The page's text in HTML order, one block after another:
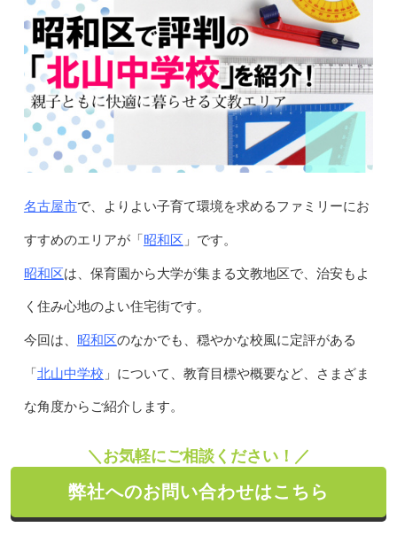
名古屋市で、よりよい子育て環境を求めるファミリーにお
すすめのエリアが「 昭和区 」です。
昭和区は、保育園から大学が集まる文教地区で、治安もよ
く住み心地のよい住宅街です。
今回は、 昭和区のなかでも、穏やかな校風に定評がある
「 北山中学校 」について、教育目標や概要など、さまざま
な角度からご紹介します。
＼お気軽にご相談ください！／
弊社へのお問い合わせはこちら